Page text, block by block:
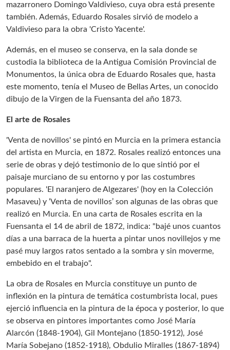
mazarronero Domingo Valdivieso, cuya obra está presente
también. Además, Eduardo Rosales sirvió de modelo a
Valdivieso para la obra 'Cristo Yacente'.
Además, en el museo se conserva, en la sala donde se
custodia la biblioteca de la Antigua Comisión Provincial de
Monumentos, la única obra de Eduardo Rosales que, hasta
este momento, tenía el Museo de Bellas Artes, un conocido
dibujo de la Virgen de la Fuensanta del año 1873.
El arte de Rosales
'Venta de novillos' se pintó en Murcia en la primera estancia
del artista en Murcia, en 1872. Rosales realizó entonces una
serie de obras y dejó testimonio de lo que sintió por el
paisaje murciano de su entorno y por las costumbres
populares. 'El naranjero de Algezares' (hoy en la Colección
Masaveu) y ‘Venta de novillos’ son algunas de las obras que
realizó en Murcia. En una carta de Rosales escrita en la
Fuensanta el 14 de abril de 1872, indica: "bajé unos cuantos
días a una barraca de la huerta a pintar unos novillejos y me
pasé muy largos ratos sentado a la sombra y sin moverme,
embebido en el trabajo".
La obra de Rosales en Murcia constituye un punto de
inflexión en la pintura de temática costumbrista local, pues
ejerció influencia en la pintura de la época y posterior, lo que
se observa en pintores importantes como José María
Alarcón (1848-1904), Gil Montejano (1850-1912), José
María Sobejano (1852-1918), Obdulio Miralles (1867-1894)